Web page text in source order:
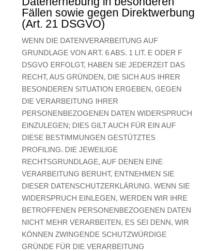
Fällen sowie gegen Direktwerbung
(Art. 21 DSGVO)
WENN DIE DATENVERARBEITUNG AUF
GRUNDLAGE VON ART. 6 ABS. 1 LIT. E ODER F
DSGVO ERFOLGT, HABEN SIE JEDERZEIT DAS
RECHT, AUS GRÜNDEN, DIE SICH AUS IHRER
BESONDEREN SITUATION ERGEBEN, GEGEN
DIE VERARBEITUNG IHRER
PERSONENBEZOGENEN DATEN WIDERSPRUCH
EINZULEGEN; DIES GILT AUCH FÜR EIN AUF
DIESE BESTIMMUNGEN GESTÜTZTES
PROFILING. DIE JEWEILIGE
RECHTSGRUNDLAGE, AUF DENEN EINE
VERARBEITUNG BERUHT, ENTNEHMEN SIE
DIESER DATENSCHUTZERKLÄRUNG. WENN SIE
WIDERSPRUCH EINLEGEN, WERDEN WIR IHRE
BETROFFENEN PERSONENBEZOGENEN DATEN
NICHT MEHR VERARBEITEN, ES SEI DENN, WIR
KÖNNEN ZWINGENDE SCHUTZWÜRDIGE
GRÜNDE FÜR DIE VERARBEITUNG